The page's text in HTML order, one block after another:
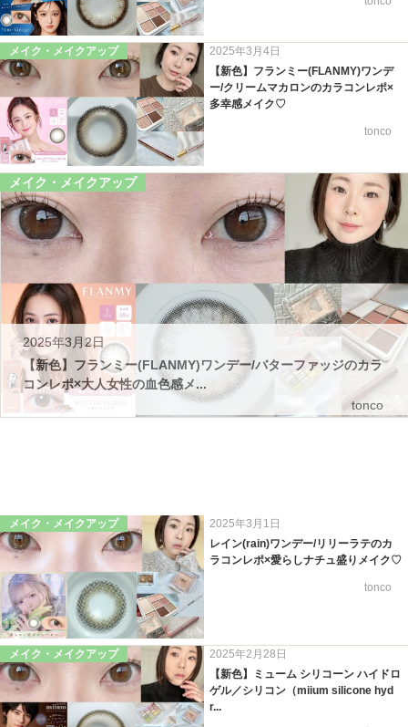
メイク・メイクアップ
2025年3月4日
【新色】フランミー(FLANMY)ワンデ
ー/クリームマカロンのカラコンレポ×
多幸感メイク♡
tonco
メイク・メイクアップ
2025年3月2日
【新色】フランミー(FLANMY)ワンデー/バターファッジのカラ
コンレポ×大人女性の血色感メ...
tonco
メイク・メイクアップ
2025年3月1日
レイン(rain)ワンデー/リリーラテのカ
ラコンレポ×愛らしナチュ盛りメイク♡
tonco
メイク・メイクアップ
2025年2月28日
【新色】ミューム シリコーン ハイドロ
ゲル／シリコン（miium silicone hyd
r...